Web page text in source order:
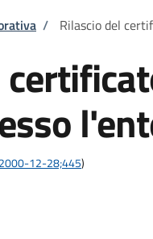
/ Rilascio del
12-28;445)